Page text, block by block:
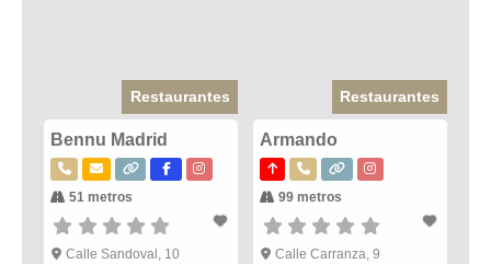
Restaurantes
Bennu Madrid
51 metros
Calle Sandoval, 10
Restaurantes
Armando
99 metros
Calle Carranza, 9